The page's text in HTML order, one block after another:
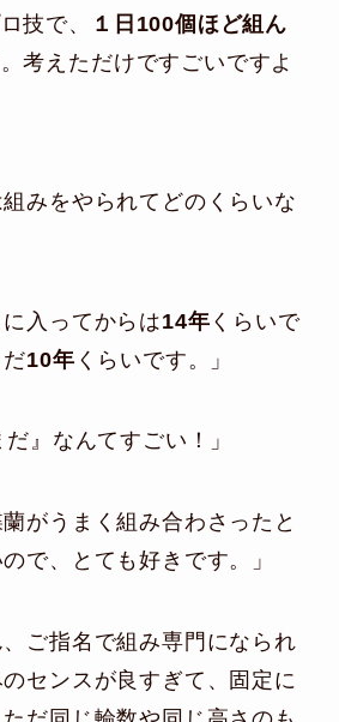
技で、
１日100個ほど組ん
考えただけですごいですよ
みをやられてどのくらいな
入ってからは14年 くらいで
10年 くらいです。」
』なんてすごい！」
がうまく組み合わさったと
で、とても好きです。」
ご指名で組み専門になられ
センスが良すぎて、固定に